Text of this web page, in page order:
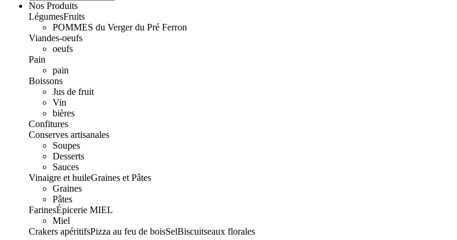
Nos Produits
LégumesFruits
POMMES du Verger du Pré Ferron
Viandes-oeufs
oeufs
Pain
pain
Boissons
Jus de fruit
Vin
bières
Confitures
Conserves artisanales
Soupes
Desserts
Sauces
Vinaigre et huileGraines et Pâtes
Graines
Pâtes
FarinesÉpicerie MIEL
Miel
Crakers apéritifsPizza au feu de boisSelBiscuitseaux florales